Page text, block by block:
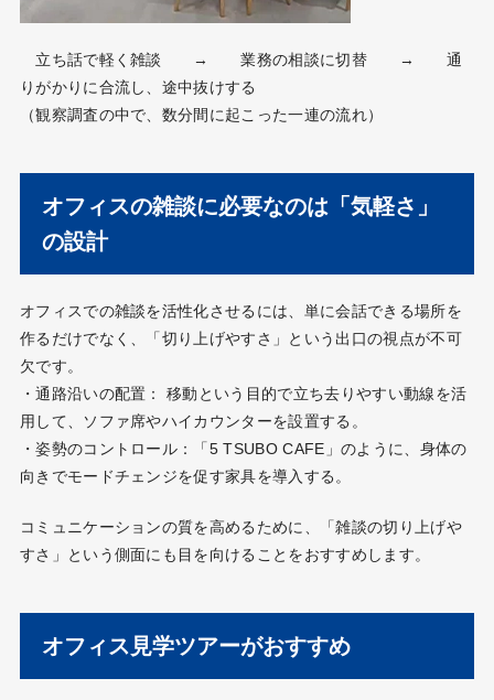
立ち話で軽く雑談 → 業務の相談に切替 → 通
りがかりに合流し、途中抜けする
（観察調査の中で、数分間に起こった一連の流れ）
オフィスの雑談に必要なのは「気軽さ」
の設計
オフィスでの雑談を活性化させるには、単に会話できる場所を
作るだけでなく、「切り上げやすさ」という出口の視点が不可
欠です。
・通路沿いの配置： 移動という目的で立ち去りやすい動線を活
用して、ソファ席やハイカウンターを設置する。
・姿勢のコントロール：「5 TSUBO CAFE」のように、身体の
向きでモードチェンジを促す家具を導入する。
コミュニケーションの質を高めるために、「雑談の切り上げや
すさ」という側面にも目を向けることをおすすめします。
オフィス見学ツアーがおすすめ